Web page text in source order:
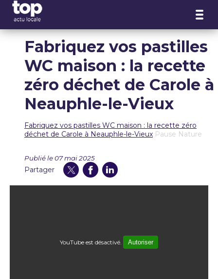
Fabriquez vos pastilles
WC maison : la recette
zéro déchet de Carole à
Neauphle-le-Vieux
Fabriquez vos pastilles WC maison : la recette zéro
déchet de Carole à Neauphle-le-Vieux Pause Nature
Publié le 07 mai 2025
Partager
YouTube est désactivé. Autoriser
Panneau de gestion des cookies